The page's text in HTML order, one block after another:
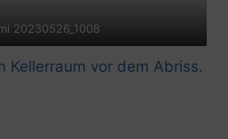
20230526_1008